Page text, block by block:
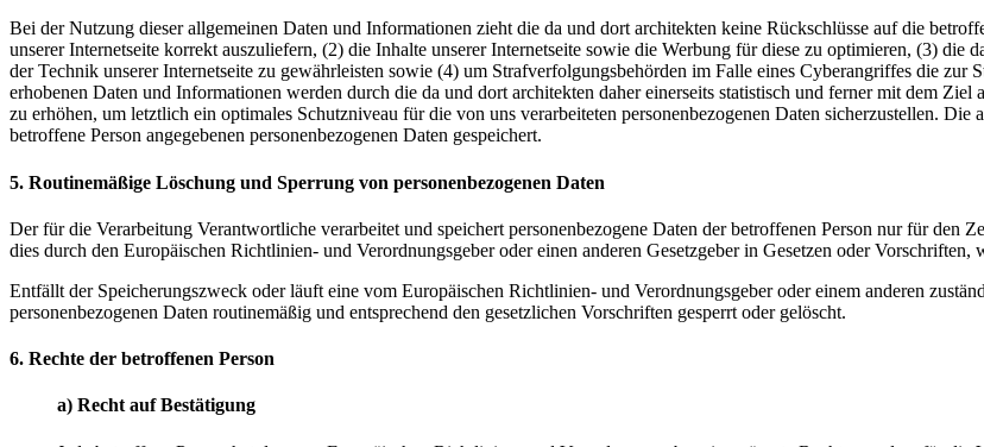
Bei der Nutzung dieser allgemeinen Daten und Informationen zieht die da und dort architekten keine Rückschlüsse auf die
unserer Internetseite korrekt auszuliefern, (2) die Inhalte unserer Internetseite sowie die Werbung für diese zu optimieren, (3) die
der Technik unserer Internetseite zu gewährleisten sowie (4) um Strafverfolgungsbehörden im Falle eines Cyberangriffes die
erhobenen Daten und Informationen werden durch die da und dort architekten daher einerseits statistisch und ferner mit dem
zu erhöhen, um letztlich ein optimales Schutzniveau für die von uns verarbeiteten personenbezogenen Daten sicherzustellen.
betroffene Person angegebenen personenbezogenen Daten gespeichert.
5. Routinemäßige Löschung und Sperrung von personenbezogenen Daten
Der für die Verarbeitung Verantwortliche verarbeitet und speichert personenbezogene Daten der betroffenen Person nur für den
dies durch den Europäischen Richtlinien- und Verordnungsgeber oder einen anderen Gesetzgeber in Gesetzen oder
Entfällt der Speicherungszweck oder läuft eine vom Europäischen Richtlinien- und Verordnungsgeber oder einem anderen
personenbezogenen Daten routinemäßig und entsprechend den gesetzlichen Vorschriften gesperrt oder gelöscht.
6. Rechte der betroffenen Person
a) Recht auf Bestätigung